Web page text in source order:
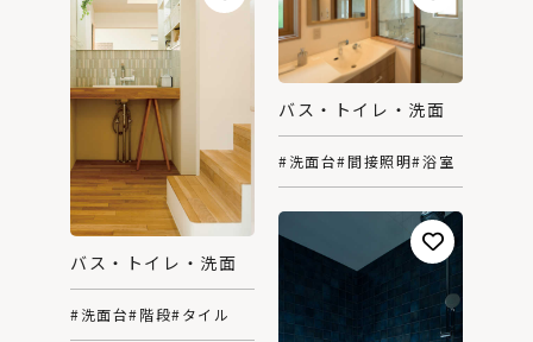
バス・トイレ・洗面
#洗面台#階段#タイル
バス・トイレ・洗面
#洗面台#間接照明#浴室